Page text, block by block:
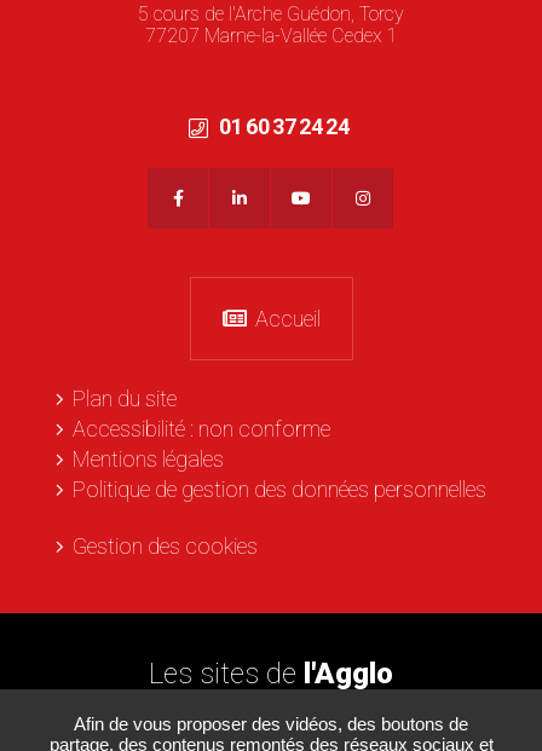
Afin de vous proposer des vidéos, des boutons de
partage, des contenus remontés des réseaux sociaux et
5 cours de l'Arche Guédon, Torcy
77207 Marne-la-Vallée Cedex 1
01 60 37 24 24
Accueil
Plan du site
Accessibilité : non conforme
Mentions légales
Politique de gestion des données personnelles
Gestion des cookies
Les sites de l'Agglo